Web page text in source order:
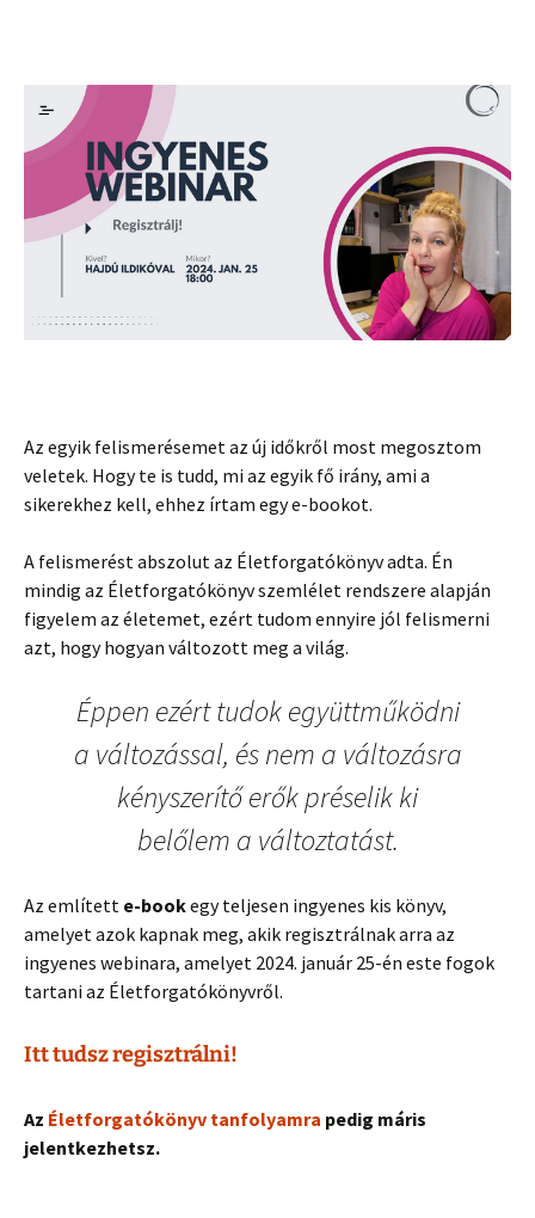
Az egyik felismerésemet az új időkről most megosztom
veletek. Hogy te is tudd, mi az egyik fő irány, ami a
sikerekhez kell, ehhez írtam egy e-bookot.
A felismerést abszolut az Életforgatókönyv adta. Én
mindig az Életforgatókönyv szemlélet rendszere alapján
figyelem az életemet, ezért tudom ennyire jól felismerni
azt, hogy hogyan változott meg a világ.
Éppen ezért tudok együttműködni
a változással, és nem a változásra
kényszerítő erők préselik ki
belőlem a változtatást.
Az említett e-bookegy teljesen ingyenes kis könyv,
amelyet azok kapnak meg, akik regisztrálnak arra az
ingyenes webinara, amelyet 2024. január 25-én este fogok
tartani az Életforgatókönyvről.
Itt tudsz regisztrálni!
Az Életforgatókönyv tanfolyamra pedig máris
jelentkezhetsz.